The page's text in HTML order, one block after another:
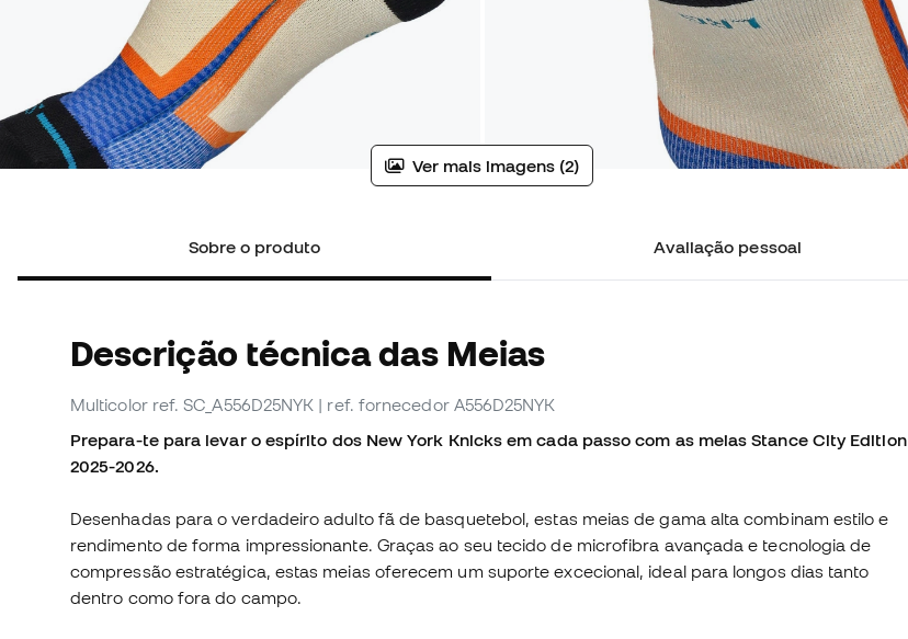
Ver mais imagens (2)
Sobre o produto Avaliação pessoal
Descrição técnica das Meias
Multicolor ref. SC_A556D25NYK | ref. fornecedor A556D25NYK
Prepara-te para levar o espírito dos New York Knicks em cada passo com as meias Stance City Edition
2025-2026.
Desenhadas para o verdadeiro adulto fã de basquetebol, estas meias de gama alta combinam estilo e
rendimento de forma impressionante. Graças ao seu tecido de microfibra avançada e tecnologia de
compressão estratégica, estas meias oferecem um suporte excecional, ideal para longos dias tanto
dentro como fora do campo.